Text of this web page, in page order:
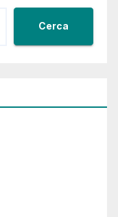
Cerca